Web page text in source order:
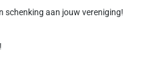
schenking aan jouw vereniging!